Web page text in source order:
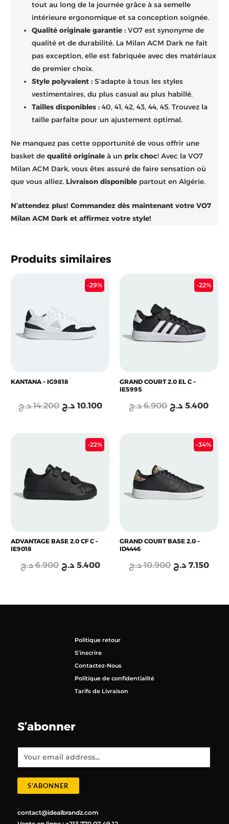
tout au long de la journée grâce à sa semelle
intérieure ergonomique et sa conception soignée.
Qualité originale garantie : VO7 est synonyme de
qualité et de durabilité. La Milan ACM Dark ne fait
pas exception, elle est fabriquée avec des matériaux
de premier choix.
Style polyvalent : S’adapte à tous les styles
vestimentaires, du plus casual au plus habillé.
Tailles disponibles : 40, 41, 42, 43, 44, 45. Trouvez la
taille parfaite pour un ajustement optimal.
Ne manquez pas cette opportunité de vous offrir une
basket dequalité originale à un prix choc! Avec la VO7
Milan ACM Dark, vous êtes assuré de faire sensation où
que vous alliez. Livraison disponible partout en Algérie.
N’attendez plus! Commandez dès maintenant votre VO7
Milan ACM Dark et affirmez votre style!
Produits similaires
-29%
KANTANA – IG9818
14.200 د.ج 10.100 د.ج
Le
prix
10.100 د.ج.
-22%
GRAND COURT 2.0 EL C –
IE5995
6.900 د.ج
était :
5.400 د.ج
Le
prix
-22%
ADVANTAGE BASE 2.0 CF C –
IE9018
6.900 د.ج
était :
5.400 د.ج
Le
prix
5.400 د.ج.
-34%
GRAND COURT BASE 2.0 –
ID4446
10.900 د.ج 7.150 د.ج
Le
prix
Politique retour
S’inscrire
Contactez-Nous
Politique de confidentialité
Tarifs de Livraison
S’abonner
*
S'ABONNER
contact@idealbrandz.com